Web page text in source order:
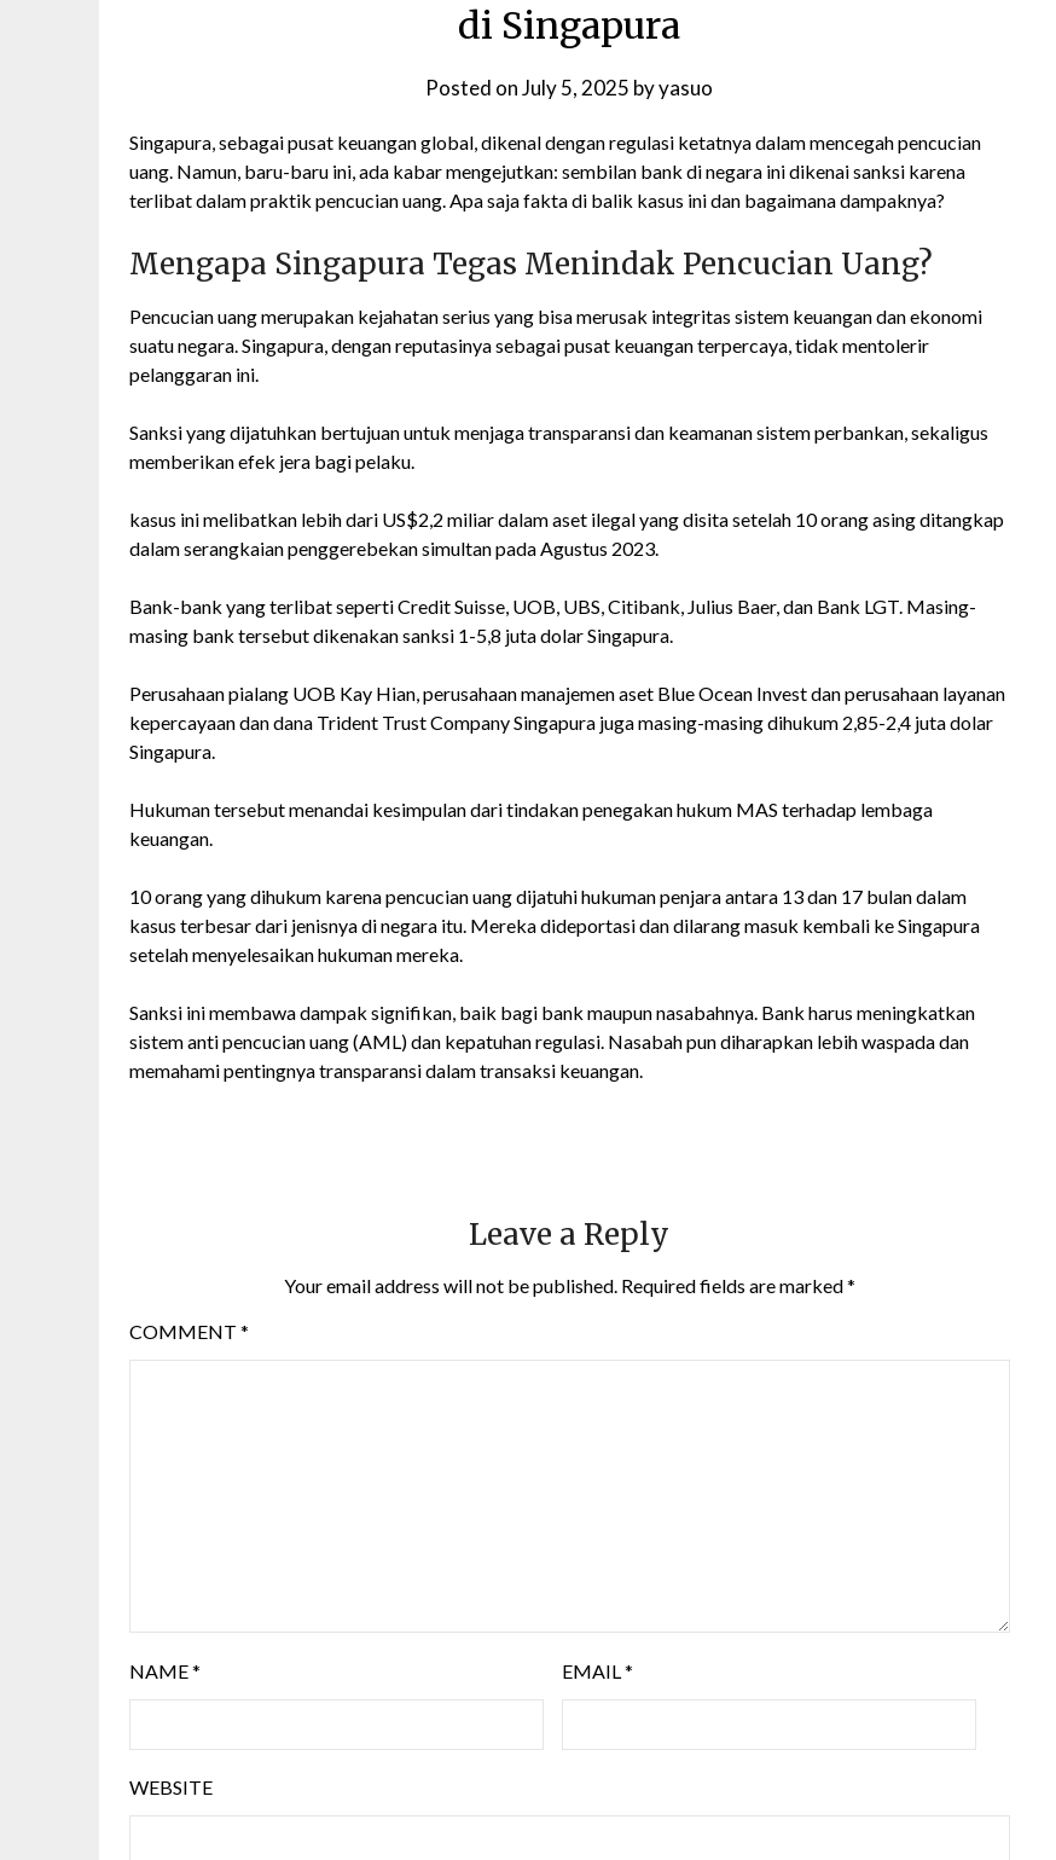
di Singapura
Posted onJuly 5, 2025 byyasuo
Singapura, sebagai pusat keuangan global, dikenal dengan regulasi ketatnya dalam mencegah pencucian
uang. Namun, baru-baru ini, ada kabar mengejutkan: sembilan bank di negara ini dikenai sanksi karena
terlibat dalam praktik pencucian uang. Apa saja fakta di balik kasus ini dan bagaimana dampaknya?
Mengapa Singapura Tegas Menindak Pencucian Uang?
Pencucian uang merupakan kejahatan serius yang bisa merusak integritas sistem keuangan dan ekonomi
suatu negara. Singapura, dengan reputasinya sebagai pusat keuangan terpercaya, tidak mentolerir
pelanggaran ini.
Sanksi yang dijatuhkan bertujuan untuk menjaga transparansi dan keamanan sistem perbankan, sekaligus
memberikan efek jera bagi pelaku.
kasus ini melibatkan lebih dari US$2,2 miliar dalam aset ilegal yang disita setelah 10 orang asing ditangkap
dalam serangkaian penggerebekan simultan pada Agustus 2023.
Bank-bank yang terlibat seperti Credit Suisse, UOB, UBS, Citibank, Julius Baer, dan Bank LGT. Masing-
masing bank tersebut dikenakan sanksi 1-5,8 juta dolar Singapura.
Perusahaan pialang UOB Kay Hian, perusahaan manajemen aset Blue Ocean Invest dan perusahaan layanan
kepercayaan dan dana Trident Trust Company Singapura juga masing-masing dihukum 2,85-2,4 juta dolar
Singapura.
Hukuman tersebut menandai kesimpulan dari tindakan penegakan hukum MAS terhadap lembaga
keuangan.
10 orang yang dihukum karena pencucian uang dijatuhi hukuman penjara antara 13 dan 17 bulan dalam
kasus terbesar dari jenisnya di negara itu. Mereka dideportasi dan dilarang masuk kembali ke Singapura
setelah menyelesaikan hukuman mereka.
Sanksi ini membawa dampak signifikan, baik bagi bank maupun nasabahnya. Bank harus meningkatkan
sistem anti pencucian uang (AML) dan kepatuhan regulasi. Nasabah pun diharapkan lebih waspada dan
memahami pentingnya transparansi dalam transaksi keuangan.
Leave a Reply
Your email address will not be published. Required fields are marked*
COMMENT *
NAME* EMAIL*
WEBSITE